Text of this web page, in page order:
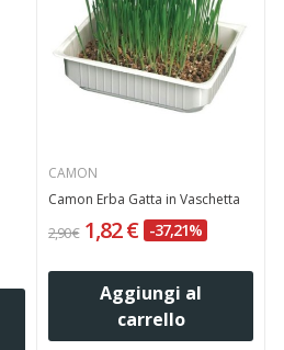
CAMON
Camon Erba Gatta in Vaschetta
2,90 € 1,82 € -37,21%
Aggiungi al
carrello